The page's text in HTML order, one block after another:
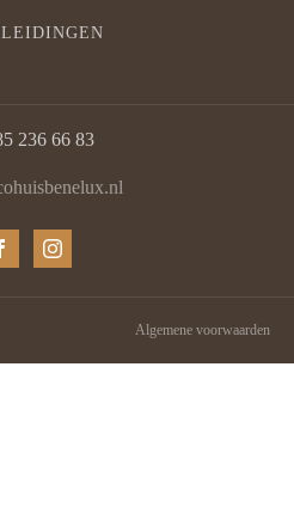
236 66 83
Algemene voorwaarden